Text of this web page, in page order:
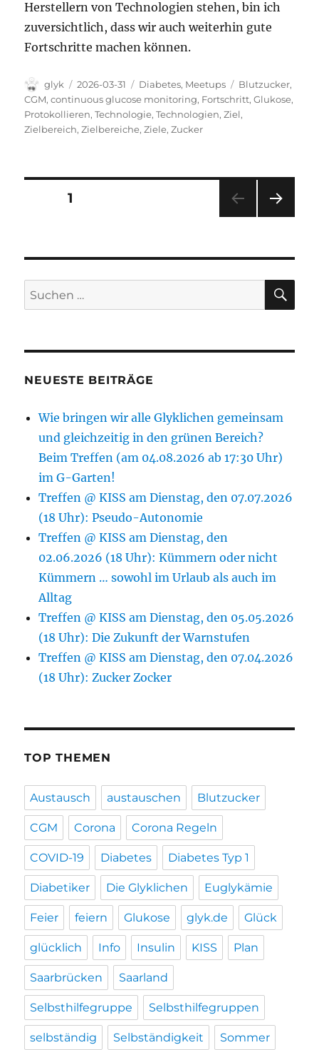
Herstellern von Technologien stehen, bin ich
zuversichtlich, dass wir auch weiterhin gute
Fortschritte machen können.
Autor
glyk
Veröffentlicht
am
2026-03-31 Kategorien
Diabetes, Meetups Schlagwörter
Blutzucker,
CGM,continuous glucose monitoring, Fortschritt,Glukose,
Protokollieren,Technologie,Technologien,Ziel,
Zielbereich,Zielbereiche,Ziele,Zucker
Seitennummerierung
Beiträge
SEITE1
E
Suchen
nach:
NEUESTE BEITRÄGE
Wie bringen wir alle Glyklichen gemeinsam
und gleichzeitig in den grünen Bereich?
Beim Treffen (am 04.08.2026 ab 17:30 Uhr)
im G-Garten!
Treffen @ KISS am Dienstag, den 07.07.2026
(18 Uhr): Pseudo-Autonomie
Treffen @ KISS am Dienstag, den
02.06.2026 (18 Uhr): Kümmern oder nicht
Kümmern … sowohl im Urlaub als auch im
Alltag
Treffen @ KISS am Dienstag, den 05.05.2026
(18 Uhr): Die Zukunft der Warnstufen
Treffen @ KISS am Dienstag, den 07.04.2026
(18 Uhr): Zucker Zocker
TOP THEMEN
Austausch austauschen Blutzucker
CGM Corona Corona Regeln
COVID-19 Diabetes Diabetes Typ 1
Diabetiker Die Glyklichen Euglykämie
Feier feiern Glukose glyk.de Glück
glücklich Info Insulin KISS Plan
Saarbrücken Saarland
Selbsthilfegruppe Selbsthilfegruppen
selbständig Selbständigkeit Sommer